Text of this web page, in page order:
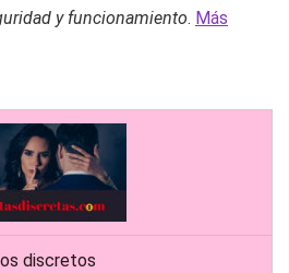
y funcionamiento. Más
discretos